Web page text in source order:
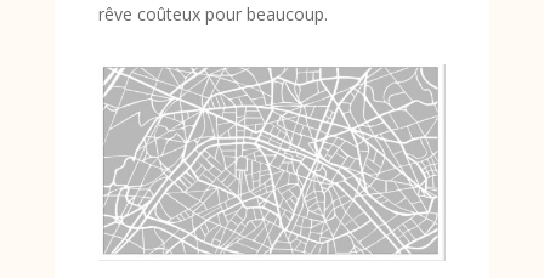
rêve coûteux pour beaucoup.